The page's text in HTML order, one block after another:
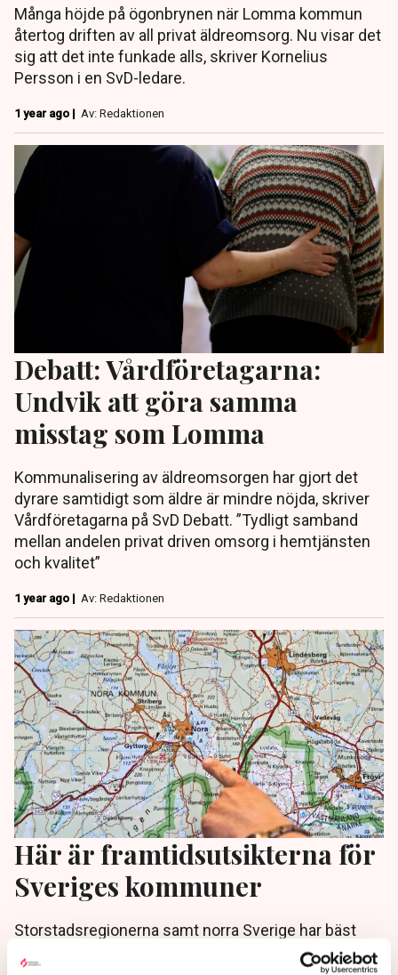
Många höjde på ögonbrynen när Lomma kommun
återtog driften av all privat äldreomsorg. Nu visar det
sig att det inte funkade alls, skriver Kornelius
Persson i en SvD-ledare.
1 year ago | Av: Redaktionen
Debatt: Vårdföretagarna:
Undvik att göra samma
misstag som Lomma
Kommunalisering av äldreomsorgen har gjort det
dyrare samtidigt som äldre är mindre nöjda, skriver
Vårdföretagarna på SvD Debatt. ”Tydligt samband
mellan andelen privat driven omsorg i hemtjänsten
och kvalitet”
1 year ago | Av: Redaktionen
Här är framtidsutsikterna för
Sveriges kommuner
Storstadsregionerna samt norra Sverige har bäst
framtidsutsikter. Det visar en ny kommunranking